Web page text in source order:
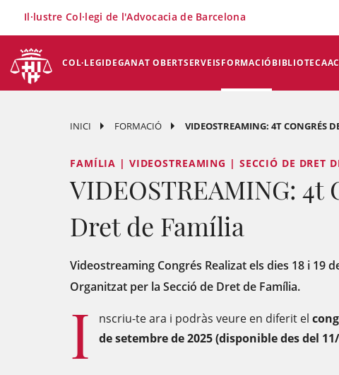
COL·LEGIDEGANAT OBERTSERVEISFORMACIÓBIBLIOTECA
Il·lustre Col·legi de l'Advocacia de Barcelona
INICI FORMACIÓ VIDEOSTREAMING: 4T CONGRÉS
FAMÍLIA | VIDEOSTREAMING | SECCIÓ DE DRET
VIDEOSTREAMING: 4t
Dret de Família
Videostreaming Congrés Realizat els dies 18 i 19
Organitzat per la Secció de Dret de Família.
I nscriu-te ara i podràs veure en diferit el
de setembre de 2025 (disponible des del